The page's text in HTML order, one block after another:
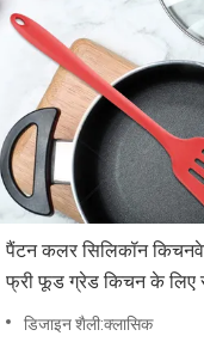
पैंटन कलर सिलिकॉन
फ्री फूड ग्रेड किचन के लिए
डिजाइन शैली:क्लासिक